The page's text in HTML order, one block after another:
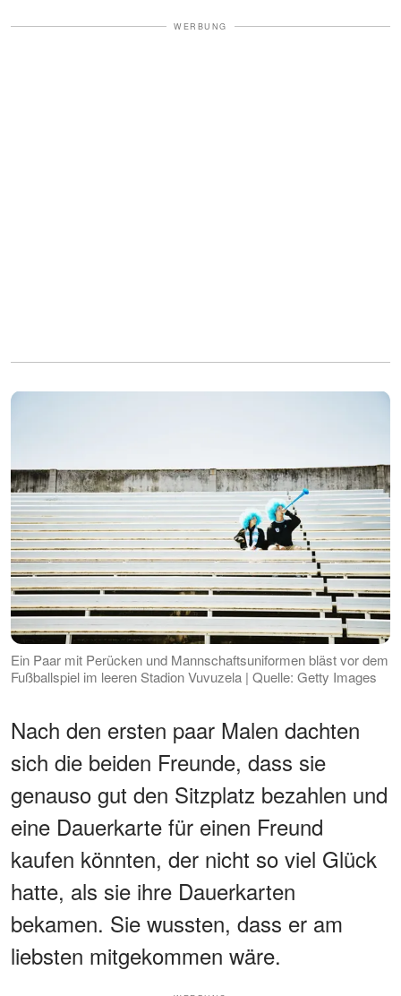
WERBUNG
Ein Paar mit Perücken und Mannschaftsuniformen bläst vor dem
Fußballspiel im leeren Stadion Vuvuzela | Quelle: Getty Images
Nach den ersten paar Malen dachten
sich die beiden Freunde, dass sie
genauso gut den Sitzplatz bezahlen und
eine Dauerkarte für einen Freund
kaufen könnten, der nicht so viel Glück
hatte, als sie ihre Dauerkarten
bekamen. Sie wussten, dass er am
liebsten mitgekommen wäre.